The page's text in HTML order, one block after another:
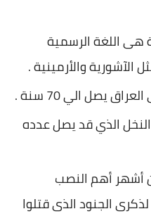
هى اللغة الرسمية
الآشورية والأرمينية .
يصل الي 70 سنة .
الذي قد يصل عدده
أهم النصب
الجنود الذى قتلوا